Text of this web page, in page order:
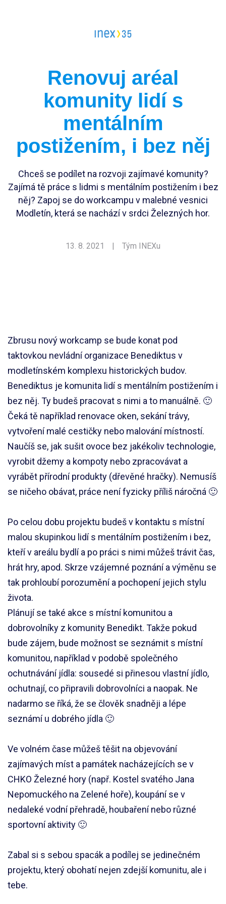
Dlouhodobé projekty
Školení
Členství pro INEXáky
FAQ workcampy v zahraničí
FAQ vedoucí workcampů
Jako jednodlivec
Jako zaměstnanec*kyně
Jako firma
Renovuj aréal
komunity lidí s
mentálním
postižením, i bez něj
Chceš se podílet na rozvoji zajímavé komunity?
Zajímá tě práce s lidmi s mentálním postižením i bez
něj? Zapoj se do workcampu v malebné vesnici
Modletín, která se nachází v srdci Železných hor.
13. 8. 2021 | Tým INEXu
Zbrusu nový workcamp se bude konat pod
taktovkou nevládní organizace Benediktus v
modletínském komplexu historických budov.
Benediktus je komunita lidí s mentálním postižením i
bez něj. Ty budeš pracovat s nimi a to manuálně. 🙂
Čeká tě například renovace oken, sekání trávy,
vytvoření malé cestičky nebo malování místností.
Naučíš se, jak sušit ovoce bez jakékoliv technologie,
vyrobit džemy a kompoty nebo zpracovávat a
vyrábět přírodní produkty (dřevěné hračky). Nemusíš
se ničeho obávat, práce není fyzicky příliš náročná 🙂
Po celou dobu projektu budeš v kontaktu s místní
malou skupinkou lidí s mentálním postižením i bez,
kteří v areálu bydlí a po práci s nimi můžeš trávit čas,
hrát hry, apod. Skrze vzájemné poznání a výměnu se
tak prohloubí porozumění a pochopení jejich stylu
života.
Plánují se také akce s místní komunitou a
dobrovolníky z komunity Benedikt. Takže pokud
bude zájem, bude možnost se seznámit s místní
komunitou, například v podobě společného
ochutnávání jídla: sousedé si přinesou vlastní jídlo,
ochutnají, co připravili dobrovolníci a naopak. Ne
nadarmo se říká, že se člověk snadněji a lépe
seznámí u dobrého jídla 🙂
Ve volném čase můžeš těšit na objevování
zajímavých míst a památek nacházejících se v
CHKO Železné hory (např. Kostel svatého Jana
Nepomuckého na Zelené hoře), koupání se v
nedaleké vodní přehradě, houbaření nebo různé
sportovní aktivity 🙂
Zabal si s sebou spacák a podílej se jedinečném
projektu, který obohatí nejen zdejší komunitu, ale i
tebe.